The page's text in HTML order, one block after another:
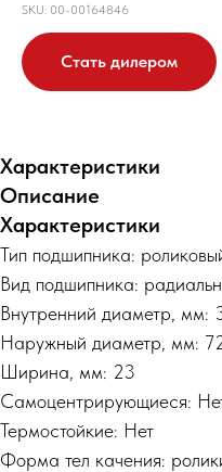
SKU: 00-00164846
Стать дилером
Характеристики
Описание
Характеристики
Тип подшипника:
Вид подшипника:
Внутренний диаметр, мм:
Наружный диаметр, мм:
Ширина, мм: 23
Самоцентрирующиеся:
Термостойкие: Нет
Форма тел качения: